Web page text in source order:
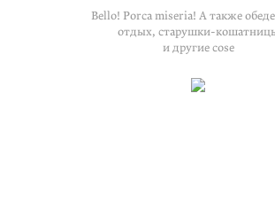
Bello! Porca miseria! А также
отдых, старушки-
и другие cose